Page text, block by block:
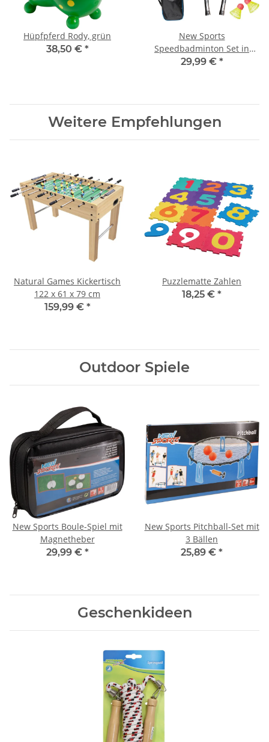
Hüpfpferd Rody, grün
38,50 € *
New Sports
Speedbadminton Set in
Tasche
29,99 € *
Weitere Empfehlungen
Natural Games Kickertisch
122 x 61 x 79 cm
159,99 € *
Puzzlematte Zahlen
18,25 € *
Outdoor Spiele
New Sports Boule-Spiel mit
Magnetheber
29,99 € *
New Sports Pitchball-Set mit
3 Bällen
25,89 € *
Geschenkideen